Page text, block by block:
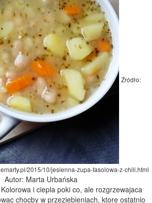
Źródło:
2015/10/jesienna-zupa-fasolowa-z-chili.html
Autor: Marta Urbańska
i ciepla poki co, ale rozgrzewajaca
chocby w przeziebieniach, ktore ostatnio